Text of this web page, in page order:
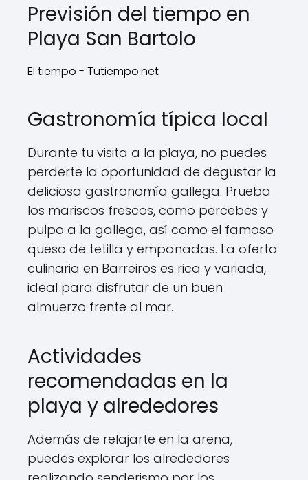
Previsión del tiempo en
Playa San Bartolo
El tiempo - Tutiempo.net
Gastronomía típica local
Durante tu visita a la playa, no puedes
perderte la oportunidad de degustar la
deliciosa gastronomía gallega. Prueba
los mariscos frescos, como percebes y
pulpo a la gallega, así como el famoso
queso de tetilla y empanadas. La oferta
culinaria en Barreiros es rica y variada,
ideal para disfrutar de un buen
almuerzo frente al mar.
Actividades
recomendadas en la
playa y alrededores
Además de relajarte en la arena,
puedes explorar los alrededores